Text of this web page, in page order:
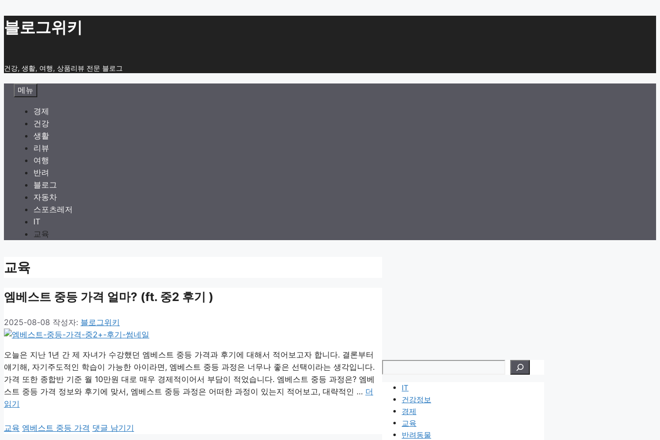
컨
텐
건
너
블로그위키
건강, 생활, 여행, 상품리뷰 전문 블로그
메뉴
경제
건강
생활
리뷰
여행
반려
블로그
자동차
스포츠레저
IT
교육
교육
엠베스트 중등 가격 얼마? (ft. 중2 후기 )
2025-08-08 작성자: 블로그위키
오늘은 지난 1년 간 제 자녀가 수강했던 엠베스트 중등 가격과 후기에 대해서 적어보고자 합니다. 결론부터
얘기해, 자기주도적인 학습이 가능한 아이라면, 엠베스트 중등 과정은 너무나 좋은 선택이라는 생각입니다.
가격 또한 종합반 기준 월 10만원 대로 매우 경제적이어서 부담이 적었습니다. 엠베스트 중등 과정은? 엠베
스트 중등 가격 정보와 후기에 맞서, 엠베스트 중등 과정은 어떠한 과정이 있는지 적어보고, 대략적인 … 더
읽기
카
교육 태
엠베스트 중등 가격 댓글 남기기
IT
건강정보
경제
교육
반려동물